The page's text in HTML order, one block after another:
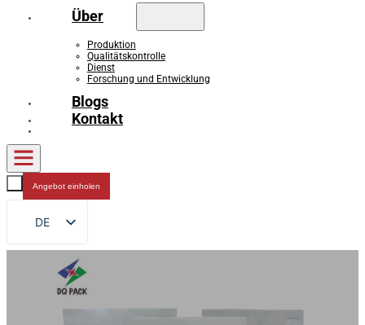
Über
Produktion
Qualitätskontrolle
Dienst
Forschung und Entwicklung
Blogs
Kontakt
Angebot einholen
DE
EN